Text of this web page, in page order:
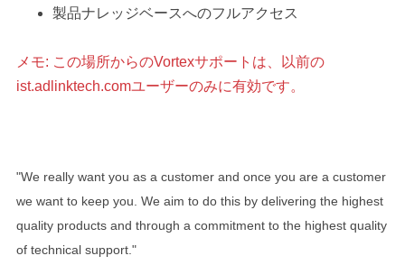
製品ナレッジベースへのフルアクセス
メモ: この場所からのVortexサポートは、以前の
ist.adlinktech.comユーザーのみに有効です。
"We really want you as a customer and once you are a customer
we want to keep you. We aim to do this by delivering the highest
quality products and through a commitment to the highest quality
of technical support."